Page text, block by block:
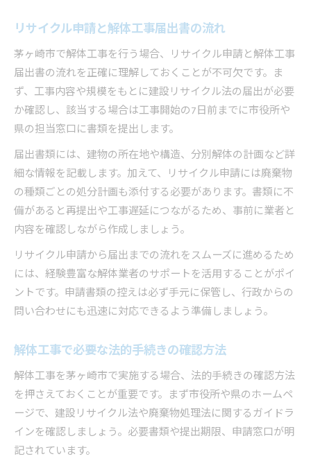
リサイクル申請と解体工事届出書の流れ
茅ヶ崎市で解体工事を行う場合、リサイクル申請と解体工事
届出書の流れを正確に理解しておくことが不可欠です。ま
ず、工事内容や規模をもとに建設リサイクル法の届出が必要
か確認し、該当する場合は工事開始の7日前までに市役所や
県の担当窓口に書類を提出します。
届出書類には、建物の所在地や構造、分別解体の計画など詳
細な情報を記載します。加えて、リサイクル申請には廃棄物
の種類ごとの処分計画も添付する必要があります。書類に不
備があると再提出や工事遅延につながるため、事前に業者と
内容を確認しながら作成しましょう。
リサイクル申請から届出までの流れをスムーズに進めるため
には、経験豊富な解体業者のサポートを活用することがポイ
ントです。申請書類の控えは必ず手元に保管し、行政からの
問い合わせにも迅速に対応できるよう準備しましょう。
解体工事で必要な法的手続きの確認方法
解体工事を茅ヶ崎市で実施する場合、法的手続きの確認方法
を押さえておくことが重要です。まず市役所や県のホームペ
ージで、建設リサイクル法や廃棄物処理法に関するガイドラ
インを確認しましょう。必要書類や提出期限、申請窓口が明
記されています。